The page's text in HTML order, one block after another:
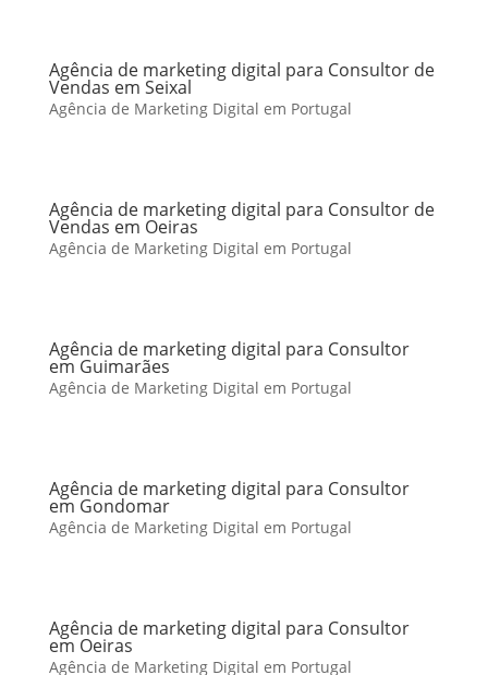
Agência de marketing digital para Consultor de
Vendas em Seixal
Agência de Marketing Digital em Portugal
Agência de marketing digital para Consultor de
Vendas em Oeiras
Agência de Marketing Digital em Portugal
Agência de marketing digital para Consultor
em Guimarães
Agência de Marketing Digital em Portugal
Agência de marketing digital para Consultor
em Gondomar
Agência de Marketing Digital em Portugal
Agência de marketing digital para Consultor
em Oeiras
Agência de Marketing Digital em Portugal